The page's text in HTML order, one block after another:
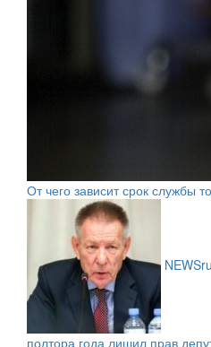
От чего зависит срок службы
полтора года лишил прав